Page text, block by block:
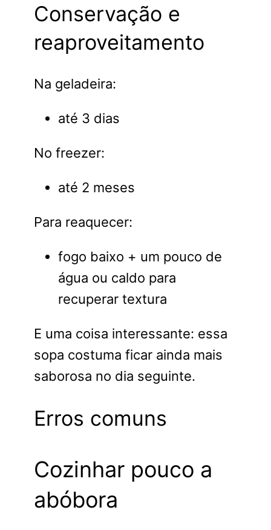
Conservação e
reaproveitamento
Na geladeira:
até 3 dias
No freezer:
até 2 meses
Para reaquecer:
fogo baixo + um pouco de
água ou caldo para
recuperar textura
E uma coisa interessante: essa
sopa costuma ficar ainda mais
saborosa no dia seguinte.
Erros comuns
Cozinhar pouco a
abóbora